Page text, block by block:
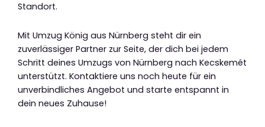
Standort.
Mit Umzug König aus Nürnberg steht dir ein
zuverlässiger Partner zur Seite, der dich bei jedem
Schritt deines Umzugs von Nürnberg nach Kecskemét
unterstützt. Kontaktiere uns noch heute für ein
unverbindliches Angebot und starte entspannt in
dein neues Zuhause!